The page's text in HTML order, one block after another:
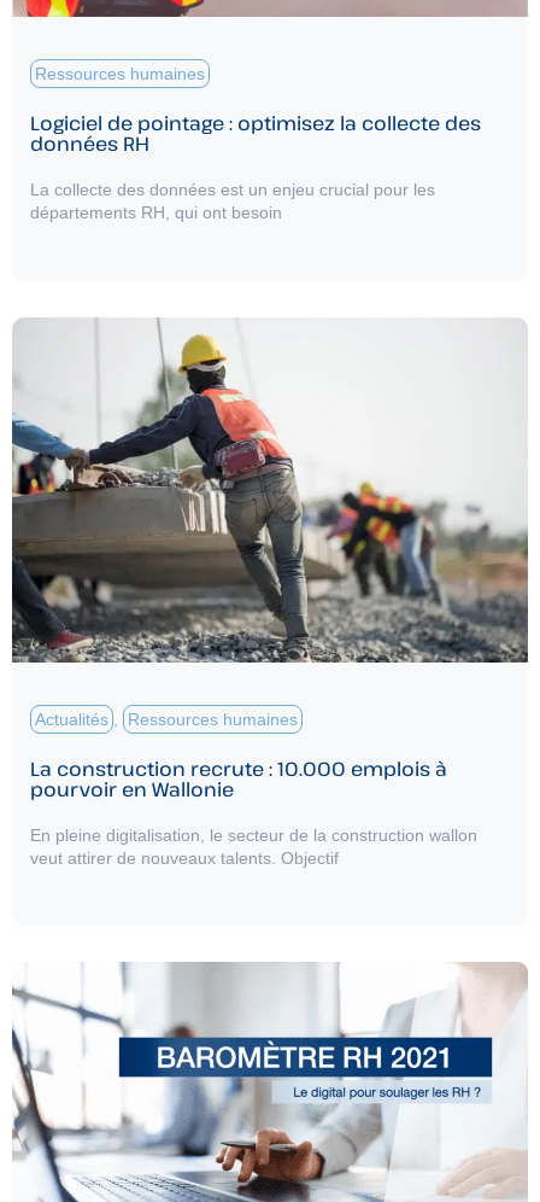
Ressources humaines
Logiciel de pointage : optimisez la collecte des
données RH
La collecte des données est un enjeu crucial pour les
départements RH, qui ont besoin
Actualités Ressources humaines
La construction recrute : 10.000 emplois à
pourvoir en Wallonie
En pleine digitalisation, le secteur de la construction wallon
veut attirer de nouveaux talents. Objectif